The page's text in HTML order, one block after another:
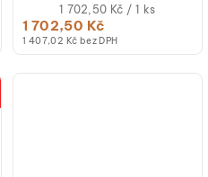
1 407,02 Kč bez DPH
1 702,50 Kč
Měrná
cena:
1 702,50 Kč / 1 ks
potravinářský...